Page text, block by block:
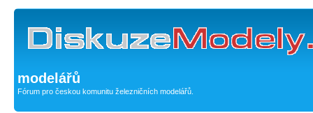
modelářů
Fórum pro českou komunitu železničních modelářů.